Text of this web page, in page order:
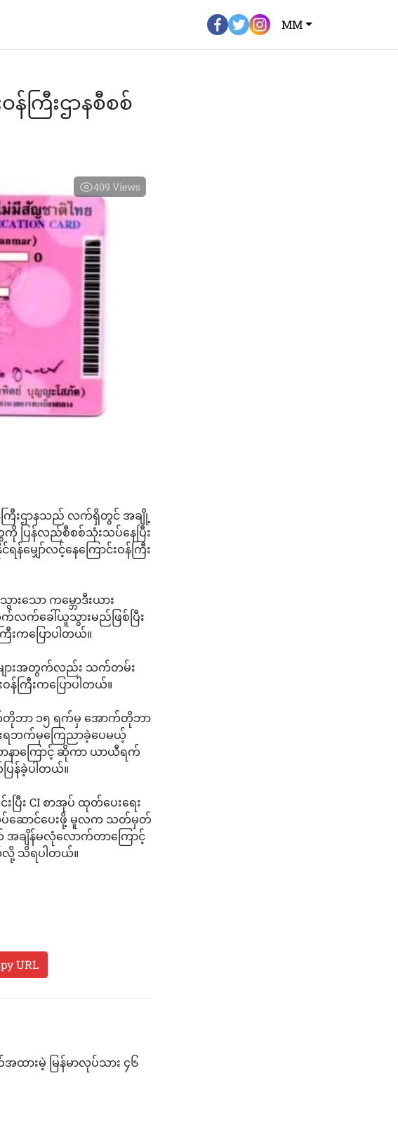
MM
ကြီးဌာနစီစစ်
409 Views
ကြီးဌာနသည် လက်ရှိတွင် အချို့
ပြန်လည်စီစစ်သုံးသပ်နေပြီး
န်မျှော်လင့်နေကြောင်းဝန်ကြီး
သော ကမ္ဘောဒီးယား
လက်ခေါ်ယူသွားမည်ဖြစ်ပြီး
းကပြောပါတယ်။
များအတွက်လည်း သက်တမ်း
န်ကြီးကပြောပါတယ်။
တိုဘာ ၁၅ ရက်မှ အောက်တိုဘာ
ရဘက်မှကြေညာခဲ့ပေမယ့်
ာကြောင့် ဆိုကာ ယာယီရက်
န်ခဲ့ပါတယ်။
ပြီး CI စာအုပ် ထုတ်ပေးရေး
ဆောင်ပေးဖို့ မူလက သတ်မှတ်
ချိန်မလုံလောက်တာကြောင့်
လို့ သိရပါတယ်။
URL
းမဲ့ မြန်မာလုပ်သား ၄၆